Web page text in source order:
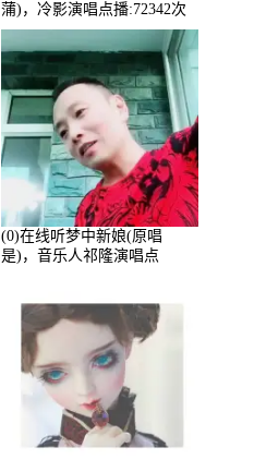
蒲)，冷影演唱点播:72342次
(0)在线听梦中新娘(原唱
是)，音乐人祁隆演唱点